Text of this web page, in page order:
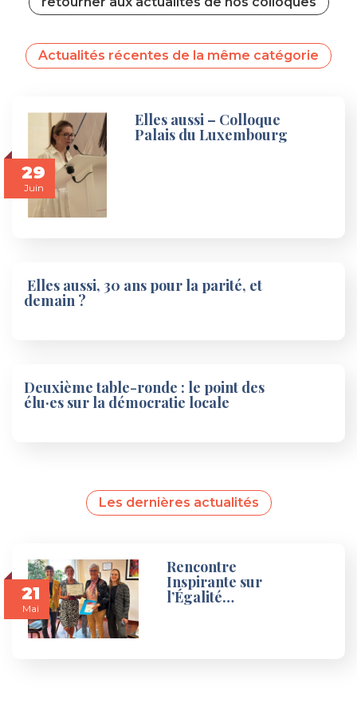
Actualités récentes de la même catégorie
29
Juin
Elles aussi – Colloque
Palais du Luxembourg
Elles aussi, 30 ans pour la parité, et
demain ?
Deuxième table-ronde : le point des
élu·es sur la démocratie locale
Les dernières actualités
21
Mai
Rencontre
Inspirante sur
l’Égalité…